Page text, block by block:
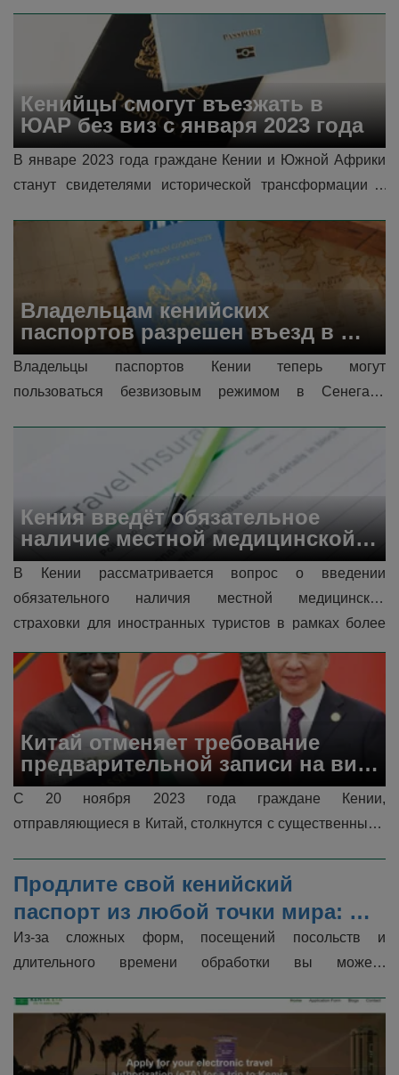
2 ноября 2023 года Руанда сделала...
Кенийцы смогут въезжать в
ЮАР без виз с января 2023 года
В январе 2023 года граждане Кении и Южной Африки
станут свидетелями исторической трансформации в
значительный шаг вперед, заклю�...
Владельцам кенийских
паспортов разрешен въезд в
Сенегал без визы
Владельцы паспортов Кении теперь могут
пользоваться безвизовым режимом в Сенегале
об отмене визового режима. Это событие п...
Кения введёт обязательное
наличие местной медицинской
страховки для иностранных
туристов.
В Кении рассматривается вопрос о введении
обязательного наличия местной медицинской
страховки для иностранных туристов в рамках более
широкой реформы здравоохранения. Хотя обсуждения
и законодательные предложения уже состоялись, на
данном этапе обязательное требование официаль...
Китай отменяет требование
предварительной записи на визу
для граждан Кении
С 20 ноября 2023 года граждане Кении,
отправляющиеся в Китай, столкнутся с существенными
Посольство Китая в Кении сделало значит...
Продлите свой кенийский
паспорт из любой точки мира:
пошаговое руководство для
кенийцев
Из-за сложных форм, посещений посольств и
длительного времени обработки вы можете
продлении своего кенийского паспорта. Но не вол...